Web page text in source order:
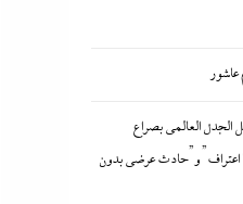
عاشور
الجدل العالمي بصراع
اعتراف” و”حادث عرضي بدون